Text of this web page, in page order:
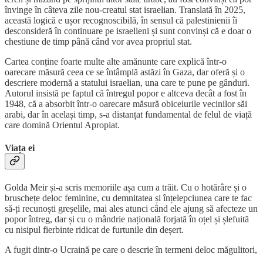
învinge în câteva zile nou-creatul stat israelian. Translată în 2025,
această logică e ușor recognoscibilă, în sensul că palestinienii îi
desconsideră în continuare pe israelieni și sunt convinși că e doar o
chestiune de timp până când vor avea propriul stat.
Cartea conține foarte multe alte amănunte care explică într-o
oarecare măsură ceea ce se întâmplă astăzi în Gaza, dar oferă și o
descriere modernă a statului israelian, una care te pune pe gânduri.
Autorul insistă pe faptul că întregul popor e altceva decât a fost în
1948, că a absorbit într-o oarecare măsură obiceiurile vecinilor săi
arabi, dar în același timp, s-a distanțat fundamental de felul de viață
care domină Orientul Apropiat.
Viața ei
Golda Meir și-a scris memoriile așa cum a trăit. Cu o hotărâre și o
bruschețe deloc feminine, cu demnitatea și înțelepciunea care te fac
să-ți recunoști greșelile, mai ales atunci când ele ajung să afecteze un
popor întreg, dar și cu o mândrie națională forjată în oțel și șlefuită
cu nisipul fierbinte ridicat de furtunile din deșert.
A fugit dintr-o Ucraină pe care o descrie în termeni deloc măgulitori,